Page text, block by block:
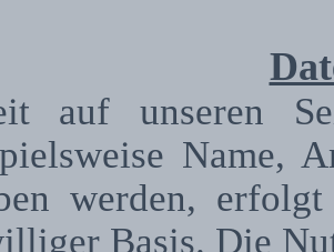
auf unseren
Name,
werden,
Basis. Die